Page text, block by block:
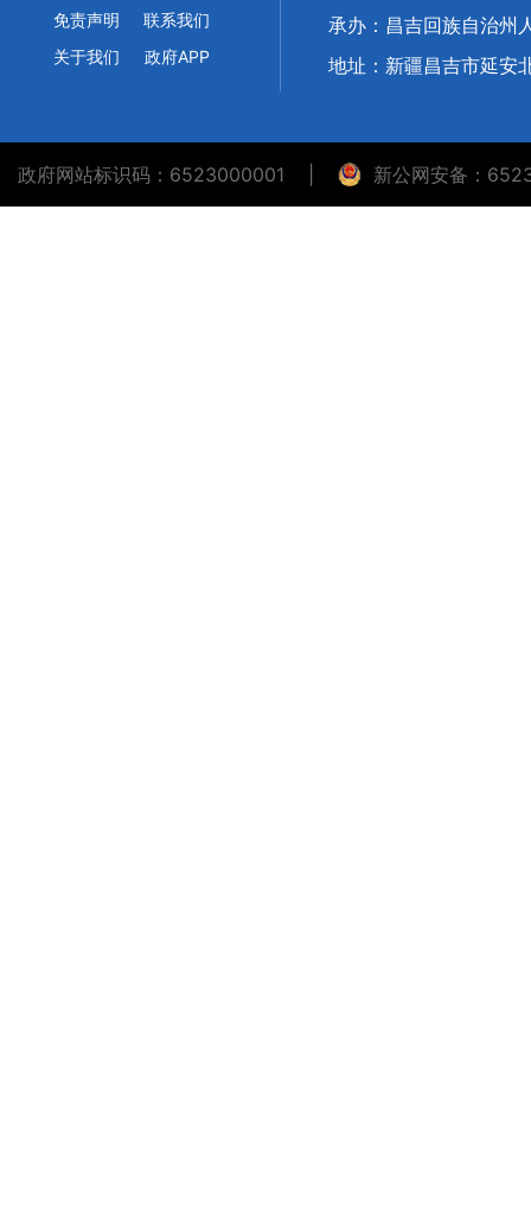
免责声明
联系我们
关于我们
政府APP
承办：昌吉回族自治州
地址：新疆昌吉市延安
政府网站标识码：6523000001 新公网安备：